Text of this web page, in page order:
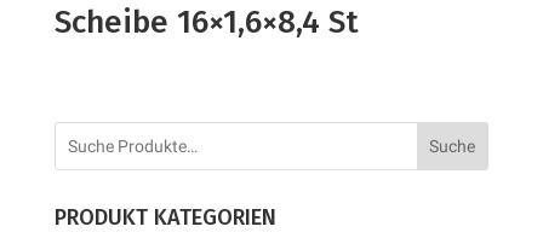
Scheibe 16×1,6×8,4 St
Suche
PRODUKT KATEGORIEN